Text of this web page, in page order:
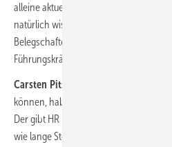
alleine aktuell nur in Deutschland bis
natürlich wissen wir auch, wo wir uns
Belegschaften und bei der Versorgung
Führungskräften schwertun.
Carsten Pitschke
können, haben wir unseren digitalen
Der gibt HR und Führungskräften
wie lange Stellen vakant sind, und wo